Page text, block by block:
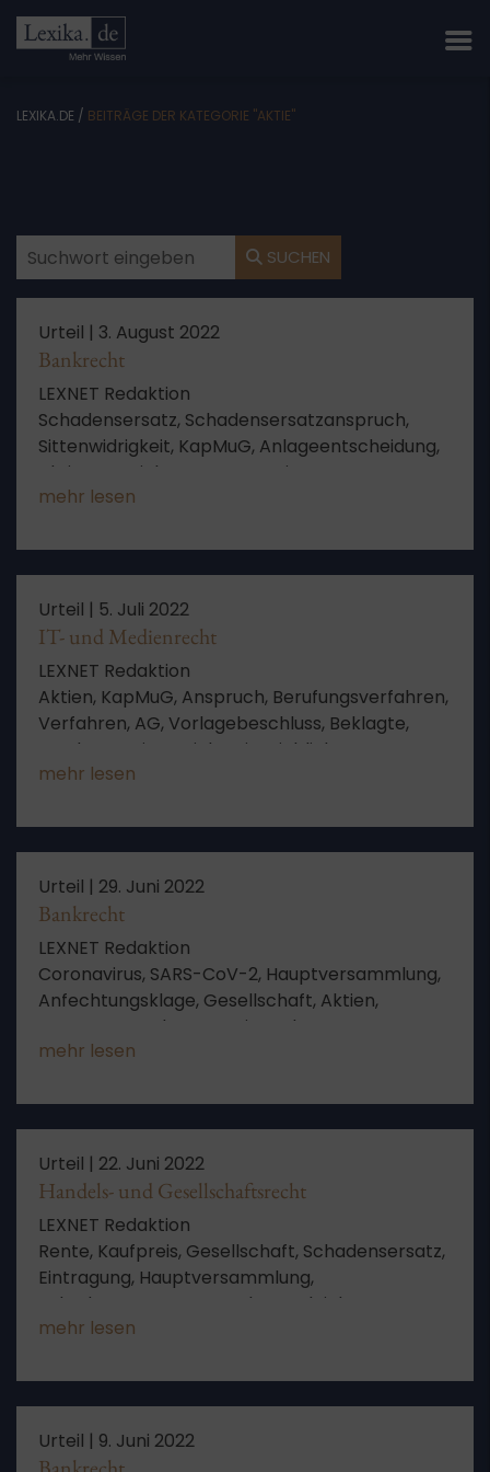
LEXIKA.DE / BEITRÄGE DER KATEGORIE "AKTIE"
SUCHEN
Urteil | 3. August 2022
Bankrecht
LEXNET Redaktion
Schadensersatz, Schadensersatzanspruch,
Sittenwidrigkeit, KapMuG, Anlageentscheidung,
Aktien, Versicherung, Kenntnis,
Schadensberechnung, Feststellungsziele,
Berufungsverfahren, von Amts wegen
mehr lesen
Urteil | 5. Juli 2022
IT- und Medienrecht
LEXNET Redaktion
Aktien, KapMuG, Anspruch, Berufungsverfahren,
Verfahren, AG, Vorlagebeschluss, Beklagte,
Bundesanzeiger, Richterin, Hinblick, Bezug,
Einzelheiten, von Amts wegen
mehr lesen
Urteil | 29. Juni 2022
Bankrecht
LEXNET Redaktion
Coronavirus, SARS-CoV-2, Hauptversammlung,
Anfechtungsklage, Gesellschaft, Aktien,
Ermessen, Auslegung, Frist, Zulassung,
Unanfechtbarkeit, Bank, Beteiligung, Zeitpunkt,
Hauptversammlung, richtlinienkonforme
Auslegung, Finanzielle Nachteile
mehr lesen
Urteil | 22. Juni 2022
Handels- und Gesellschaftsrecht
LEXNET Redaktion
Rente, Kaufpreis, Gesellschaft, Schadensersatz,
Eintragung, Hauptversammlung,
Schadensersatzanspruch, Vergleich,
Kaufvertrag, Bank, Beteiligung, Aktien,
der Beweisaufnahme, gutachtliche
Stellungnahme
mehr lesen
Urteil | 9. Juni 2022